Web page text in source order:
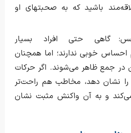
باشید که به صحبتهای او
گاهی حتی افراد بسیار
احساس خوبی ندارند؛ اما همچنان
در جمع ظاهر می‌شوند. اگر حرکات
را نشان دهد، مخاطب هم راحت‌تر
می‌کند و به آن واکنش مثبت نشان